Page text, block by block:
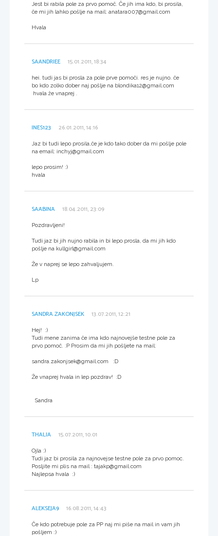
Jest bi rabila pole za prvo pomoč. Če jih ima kdo, bi prosila,
če mi jih lahko pošlje na mail: anatara007@gmail.com
Hvala
SAANDRIEE 15.01.2011, 18:34
hei. tudi jas bi prosla za pole prve pomoči. res je nujno. če
bo kdo zolko dober naj pošlje na blondika12@gmail.com
hvala že vnaprej .
INES123 26.01.2011, 14:16
Jaz bi tudi lepo prosila,če je kdo tako dober da mi pošlje pole
na email: inchyj@gmail.com
lepo prosim! :)
hvala
SAABINA 18.04.2011, 23:09
Pozdravljeni!
Tudi jaz bi jih nujno rabila in bi lepo prosla, da mi jih kdo
pošlje na kullgirl@gmail.com
Že v naprej se lepo zahvaljujem.
Lp
SANDRA ZAKONJSEK 13.07.2011, 12:21
Hej! :)
Tudi mene zanima če ima kdo najnovejše testne pole za
prvo pomoč. :P Prosim da mi jih pošljete na mail:
sandra.zakonjsek@gmail.com :D
Že vnaprej hvala in lep pozdrav! :D
Sandra
THALIA 15.07.2011, 10:01
Ojla :)
Tudi jaz bi prosila za najnovejse testne pole za prvo pomoc.
Posljite mi plis na mail : tajakp@gmail.com
Najlepsa hvala :)
ALEKSEJA9 16.08.2011, 14:43
Če kdo potrebuje pole za PP naj mi piše na mail in vam jih
pošljem :)